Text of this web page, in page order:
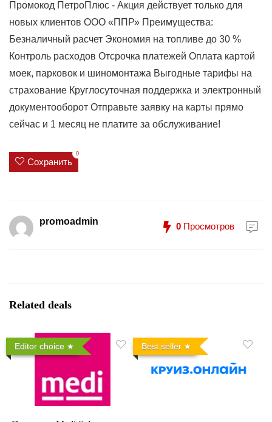
Промокод ПетроПлюс - Акция действует только для
новых клиентов ООО «ППР» Преимущества:
Безналичный расчет Экономия на топливе до 30 %
Контроль расходов Отсрочка платежей Оплата картой
моек, парковок и шиномонтажа Выгодные тарифы на
страхование Круглосуточная поддержка и электронный
документооборот Отправьте заявку на карты прямо
сейчас и 1 месяц не платите за обслуживание!
Сохранить
0
promoadmin 0 Просмотров
Related deals
Editor choice Best seller